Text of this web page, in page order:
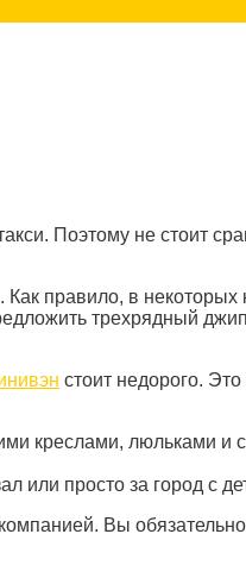
Поэтому не стоит
правило, в
трехрядный
стоит недорого.
креслами, люльками
или просто за город с
Вы